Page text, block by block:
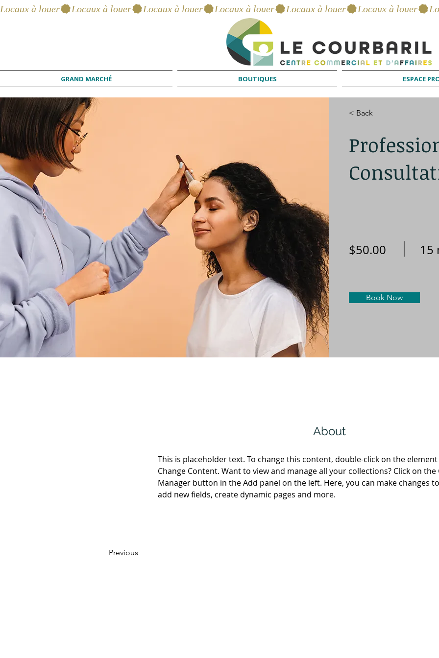
Locaux à louer
GRAND MARCHÉ BOUTIQUES ESPACE
< Back
$50.00 15
Book Now
About
This is placeholder text. To change this content, double-click on the
Change Content. Want to view and manage all your collections? Click on
Manager button in the Add panel on the left. Here, you can make changes
add new fields, create dynamic pages and more.
Previous